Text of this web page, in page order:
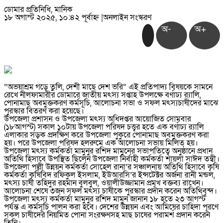
ডোমার প্রতিনিধি, মানিক
১৮ অগাস্ট ২০২৫, ১০:৪২ পূর্বাহ্ন|অনলাইন সংস্করণ
অ- অ+
“অভয়াশ্রম গড়ে তুলি, দেশী মাছে দেশ ভরি” এই প্রতিপাদ্য বিষয়কে সামনে
রেখে নীলফামারীর ডোমারে জাতীয় মৎস্য সপ্তাহ উপলক্ষে বর্ণাঢ্য র‌্যালি,
পোনামাছ অবমুক্তকরণ কর্মসূচি, আলোচনা সভা ও সফল মৎস্যচাষীদের মাঝে
পুরস্কার বিতরণ করা হয়েছে।
উপজেলা প্রশাসন ও উপজেলা মৎস্য অধিদপ্তর আয়োজিত সোমবার
(১৮আগস্ট) সকাল ১০টায় উপজেলা পরিষদ চত্ত্বর হতে এক বর্ণাঢ্য র‌্যালি
এলাকার সড়ক প্রদক্ষিণ করে উপজেলা পুকুরে পোনামাছ অবমুক্তকরণ করা
হয়। পরে উপজেলা পরিষদ হলরুমে এক আলোচনা সভায় মিলিত হয়।
উপজেলা মৎস্য কর্মকর্তা মামুনুর রশিদ মামুনের সভাপতিত্বে অনুষ্ঠানে প্রধান
অতিথি হিসাবে উপস্থিত ছিলেন উপজেলা নির্বাহী কর্মকর্তা শায়লা সাঈদ তন্বী।
উপজেলা পল্লী উন্নয়ন কর্মকর্তা সোহেল রানা’র সঞ্চালনায় অতিথি হিসাবে কৃষি
কর্মকর্তা কৃষিবিদ রফিকুল ইসলাম, ইউআরসি’র ইন্সটেক্টর অর্জনা রানী মন্ডল,
মৎস্য চাষী তহিদুর রহমান বুলবুল, ওয়ালীউজ্জামান প্রমূখ বক্তব্য রাখেন।
আলোচনা শেষে ৩জন সফল মৎস্য চাষীকে পুরস্কার প্রদান করেন অতিথিবৃন্দ।
উপজেলা মৎস্য কর্মকর্তা মামুনুর রশিদ মামুন জানান ১৮ হতে ২৩ আগস্ট
পর্যন্ত এ কর্মসূচি পালন করা হবে। দেশের উন্নয়ন এবং আমিষের চাহিদা পূরণে
সকল চাষীদের নিয়মিত পোনা সংরক্ষণসহ মাছ চাষের পরামর্শ প্রদান করেন